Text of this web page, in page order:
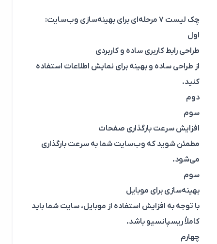
چک لیست ۷ مرحله‌ای برای بهینه‌سازی وب‌سایت:
طراحی رابط کاربری ساده و کاربردی
از طراحی ساده و بهینه برای نمایش اطلاعات استفاده
کنید.
سوم
افزایش سرعت بارگذاری صفحات
مطمئن شوید که وب‌سایت شما به سرعت بارگذاری
می‌شود.
سوم
بهینه‌سازی برای موبایل
با توجه به افزایش استفاده از موبایل، سایت شما باید
کاملاً ریسپانسیو باشد.
چهارم